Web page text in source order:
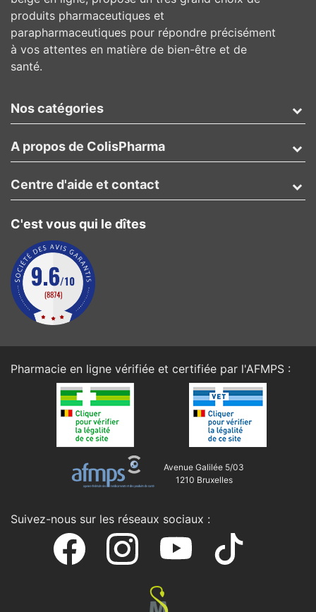
produits pharmaceutiques et
parapharmaceutiques pour répondre précisément
à vos attentes en matière de bien-être et de
santé.
Nos catégories
A propos de ColisPharma
C'est vous qui le dîtes
Centre d'aide et contact
Pharmacie en ligne vérifiée et certifiée par l'AFMPS :
Avenue Galilée 5/03
1210 Bruxelles
Suivez-nous sur les réseaux sociaux :